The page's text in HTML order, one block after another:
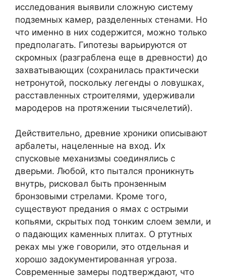
исследования выявили сложную систему
подземных камер, разделенных стенами. Но
что именно в них содержится, можно только
предполагать. Гипотезы варьируются от
скромных (разграблена еще в древности) до
захватывающих (сохранилась практически
нетронутой, поскольку легенды о ловушках,
расставленных строителями, удерживали
мародеров на протяжении тысячелетий).
Действительно, древние хроники описывают
арбалеты, нацеленные на вход. Их
спусковые механизмы соединялись с
дверьми. Любой, кто пытался проникнуть
внутрь, рисковал быть пронзенным
бронзовыми стрелами. Кроме того,
существуют предания о ямах с острыми
копьями, скрытых под тонким слоем земли, и
о падающих каменных плитах. О ртутных
реках мы уже говорили, это отдельная и
хорошо задокументированная угроза.
Современные замеры подтверждают, что